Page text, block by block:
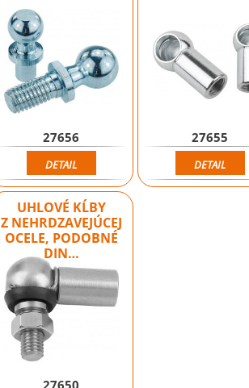
27656
DETAIL
27655
DETAIL
UHLOVÉ KĹBY
Z NEHRDZAVEJÚCEJ
OCELE, PODOBNÉ
DIN…
27650